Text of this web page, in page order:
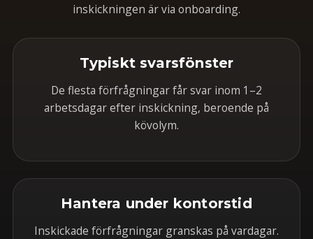
inskickningen är via onboarding.
Typiskt svarsfönster
De flesta förfrågningar får svar inom 1–2
arbetsdagar efter inskickning, beroende på
kövolym.
Hantera under kontorstid
Inskickade förfrågningar granskas på vardagar.